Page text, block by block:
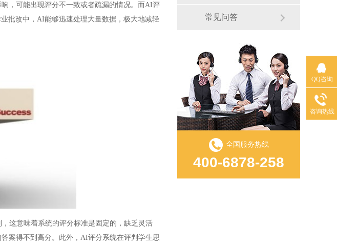
，可能出现评分不一致或者疏漏的情况。而AI评
批改中，AI能够迅速处理大量数据，极大地减轻
这意味着系统的评分标准是固定的，缺乏灵活
案得不到高分。此外，AI评分系统在评判学生思
常见问答
全国服务热线
400-6878-258
QQ咨询
咨询热线